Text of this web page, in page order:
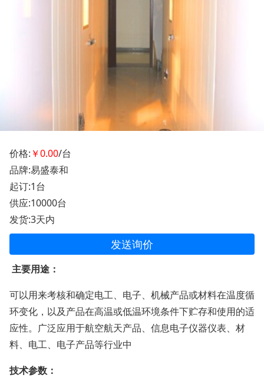
价格: ￥0.00/台
品牌:易盛泰和
起订:1台
供应:10000台
发货:3天内
发送询价
主要用途：
可以用来考核和确定电工、电子、机械产品或材料在温度循
环变化，以及产品在高温或低温环境条件下贮存和使用的适
应性。广泛应用于航空航天产品、信息电子仪器仪表、材
料、电工、电子产品等行业中
技术参数 ：